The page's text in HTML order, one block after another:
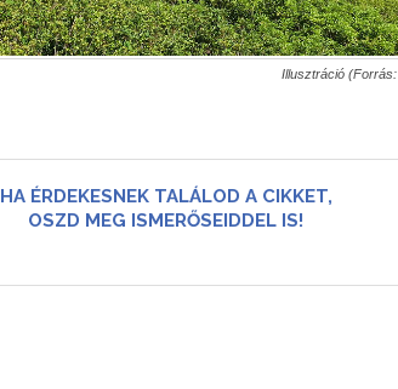
Illusztráció (Forrás:
HA ÉRDEKESNEK TALÁLOD A CIKKET,
OSZD MEG ISMERŐSEIDDEL IS!